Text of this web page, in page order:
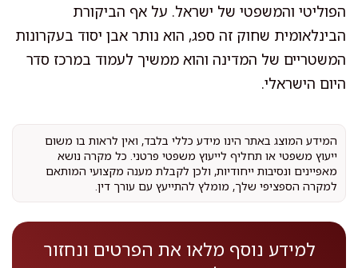
הפוליטי והמשפטי של ישראל. על אף הביקורת
הבינלאומית שחוק זה ספג, הוא נותר אבן יסוד בעקרונות
המשטריים של המדינה והוא ממשיך לעמוד במרכז סדר
היום הישראלי.
המידע המוצג באתר הינו מידע כללי בלבד, ואין לראות בו משום
ייעוץ משפטי או תחליף לייעוץ משפטי פרטני. כל מקרה נושא
מאפיינים ונסיבות ייחודיות, ולכן לקבלת מענה מקצועי המותאם
למקרה הספציפי שלך, מומלץ להתייעץ עם עורך דין.
למידע נוסף מלאו את הפרטים ונחזור